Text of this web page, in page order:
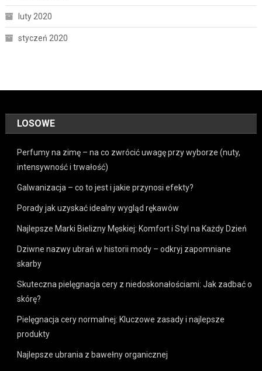
luty 2020
styczeń 2020
LOSOWE
Perfumy na zimę – na co zwrócić uwagę przy wyborze (nuty,
intensywność i trwałość)
Galwanizacja – co to jest i jakie przynosi efekty?
Porady jak uzyskać idealny wygląd rękawów
Najlepsze Marki Bielizny Męskiej: Komfort i Styl na Każdy Dzień
Dziwne nazwy ubrań w historii mody – odkryj zapomniane
skarby
Skuteczna pielęgnacja cery z niedoskonałościami: Jak zadbać o
skórę?
Pielęgnacja cery normalnej: Kluczowe zasady i najlepsze
produkty
Najlepsze ubrania z bawełny organicznej